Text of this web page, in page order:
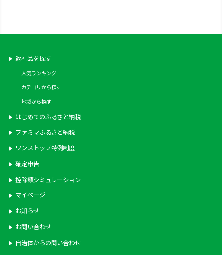
返礼品を探す
人気ランキング
カテゴリから探す
地域から探す
はじめてのふるさと納税
ファミマふるさと納税
ワンストップ特例制度
確定申告
控除額シミュレーション
マイページ
お知らせ
お問い合わせ
自治体からの問い合わせ